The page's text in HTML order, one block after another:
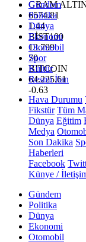
GRAM
6574.81
1.44
BİST100
13.799
70
BITCOIN
64.225,61
-0.63
Gündem
Politika
Dünya
Ekonomi
Otomobil
Spor
Kültür
Resmi İlan
Hava Durumu
Fikstür Tüm
Dünya Eğitim
Medya
Son Dakika
Haberleri
Facebook
Künye /
Gündem
Politika
Dünya
Ekonomi
Otomobil